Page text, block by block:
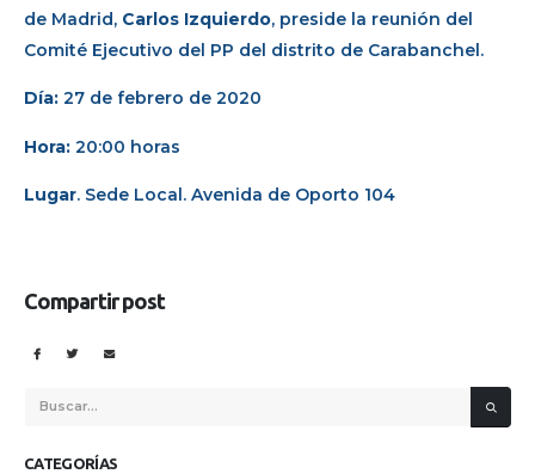
de Madrid, Carlos Izquierdo, preside la reunión del
Comité Ejecutivo del PP del distrito de Carabanchel.
Día: 27 de febrero de 2020
Hora: 20:00 horas
Lugar. Sede Local. Avenida de Oporto 104
Compartir post
CATEGORÍAS